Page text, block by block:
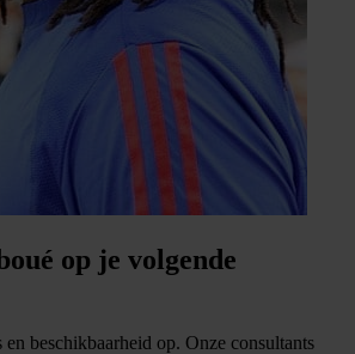
op je volgende
beschikbaarheid op. Onze consultants